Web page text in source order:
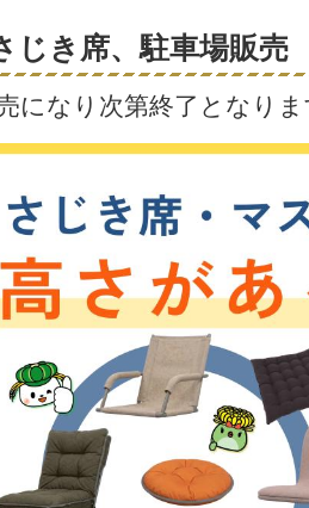
じき席、駐車場販売
になり次第終了となり